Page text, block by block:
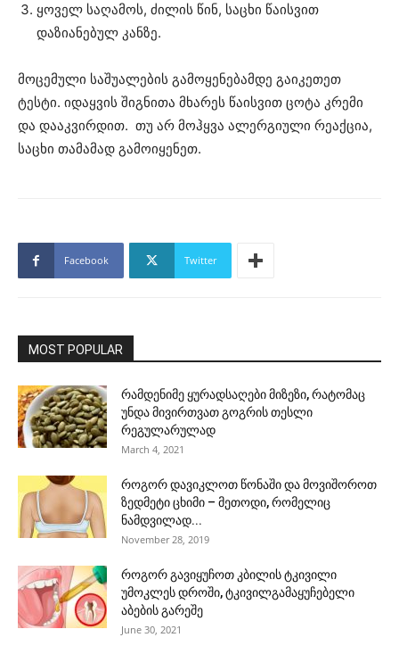
ყოველ საღამოს, ძილის წინ, საცხი წაისვით
დაზიანებულ კანზე.
მოცემული საშუალების გამოყენებამდე გაიკეთეთ
ტესტი. იდაყვის შიგნითა მხარეს წაისვით ცოტა კრემი
და დააკვირდით. თუ არ მოჰყვა ალერგიული რეაქცია,
საცხი თამამად გამოიყენეთ.
Facebook Twitter
MOST POPULAR
რამდენიმე ყურადსაღები მიზეზი, რატომაც
უნდა მივირთვათ გოგრის თესლი
რეგულარულად
March 4, 2021
როგორ დავიკლოთ წონაში და მოვიშოროთ
ზედმეტი ცხიმი – მეთოდი, რომელიც
ნამდვილად...
November 28, 2019
როგორ გავიყუჩოთ კბილის ტკივილი
უმოკლეს დროში, ტკივილგამაყუჩებელი
აბების გარეშე
June 30, 2021